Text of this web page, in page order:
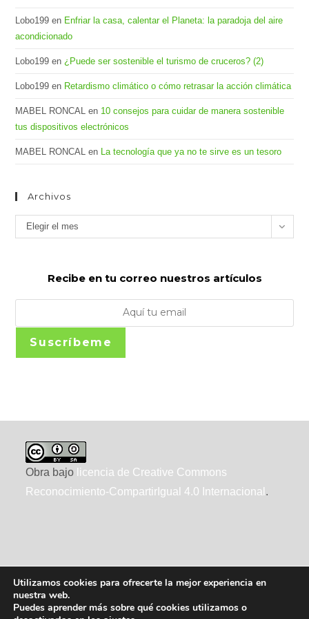
Lobo199 en Enfriar la casa, calentar el Planeta: la paradoja del aire
acondicionado
Lobo199 en ¿Puede ser sostenible el turismo de cruceros? (2)
Lobo199 en Retardismo climático o cómo retrasar la acción climática
MABEL RONCAL en 10 consejos para cuidar de manera sostenible
tus dispositivos electrónicos
MABEL RONCAL en La tecnología que ya no te sirve es un tesoro
Archivos
Archivos
Elegir el mes
Recibe en tu correo nuestros artículos
Suscríbeme
Obra bajo licencia de Creative Commons
Reconocimiento-CompartirIgual 4.0 Internacional .
Utilizamos cookies para ofrecerte la mejor experiencia en
nuestra web.
Puedes aprender más sobre qué cookies utilizamos o